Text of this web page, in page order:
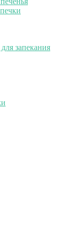
запекания